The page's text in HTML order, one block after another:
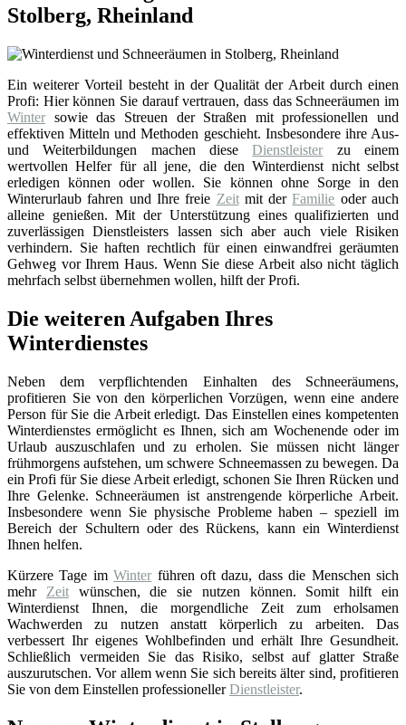
Stolberg, Rheinland
Ein weiterer Vorteil besteht in der Qualität der Arbeit durch einen
Profi: Hier können Sie darauf vertrauen, dass das Schneeräumen im
Winter sowie das Streuen der Straßen mit professionellen und
effektiven Mitteln und Methoden geschieht. Insbesondere ihre Aus-
und Weiterbildungen machen dieseDienstleister zu einem
wertvollen Helfer für all jene, die den Winterdienst nicht selbst
erledigen können oder wollen. Sie können ohne Sorge in den
Winterurlaub fahren und Ihre freie Zeitmit derFamilie oder auch
alleine genießen. Mit der Unterstützung eines qualifizierten und
zuverlässigen Dienstleisters lassen sich aber auch viele Risiken
verhindern. Sie haften rechtlich für einen einwandfrei geräumten
Gehweg vor Ihrem Haus. Wenn Sie diese Arbeit also nicht täglich
mehrfach selbst übernehmen wollen, hilft der Profi.
Die weiteren Aufgaben Ihres
Winterdienstes
Neben dem verpflichtenden Einhalten des Schneeräumens,
profitieren Sie von den körperlichen Vorzügen, wenn eine andere
Person für Sie die Arbeit erledigt. Das Einstellen eines kompetenten
Winterdienstes ermöglicht es Ihnen, sich am Wochenende oder im
Urlaub auszuschlafen und zu erholen. Sie müssen nicht länger
frühmorgens aufstehen, um schwere Schneemassen zu bewegen. Da
ein Profi für Sie diese Arbeit erledigt, schonen Sie Ihren Rücken und
Ihre Gelenke. Schneeräumen ist anstrengende körperliche Arbeit.
Insbesondere wenn Sie physische Probleme haben – speziell im
Bereich der Schultern oder des Rückens, kann ein Winterdienst
Ihnen helfen.
Kürzere Tage imWinter führen oft dazu, dass die Menschen sich
mehr Zeitwünschen, die sie nutzen können. Somit hilft ein
Winterdienst Ihnen, die morgendliche Zeit zum erholsamen
Wachwerden zu nutzen anstatt körperlich zu arbeiten. Das
verbessert Ihr eigenes Wohlbefinden und erhält Ihre Gesundheit.
Schließlich vermeiden Sie das Risiko, selbst auf glatter Straße
auszurutschen. Vor allem wenn Sie sich bereits älter sind, profitieren
Sie von dem Einstellen professionellerDienstleister.